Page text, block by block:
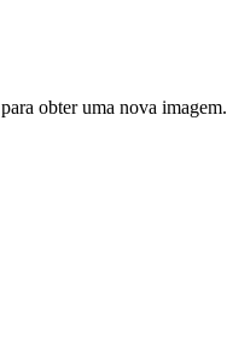
para obter uma nova imagem.